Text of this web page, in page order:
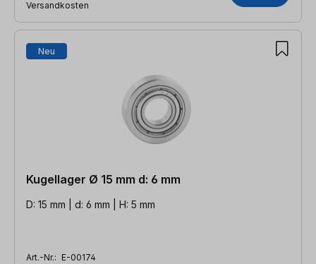
Versandkosten
Neu
Kugellager Ø 15 mm d: 6 mm
D: 15 mm | d: 6 mm | H: 5 mm
Art.-Nr.: E-00174